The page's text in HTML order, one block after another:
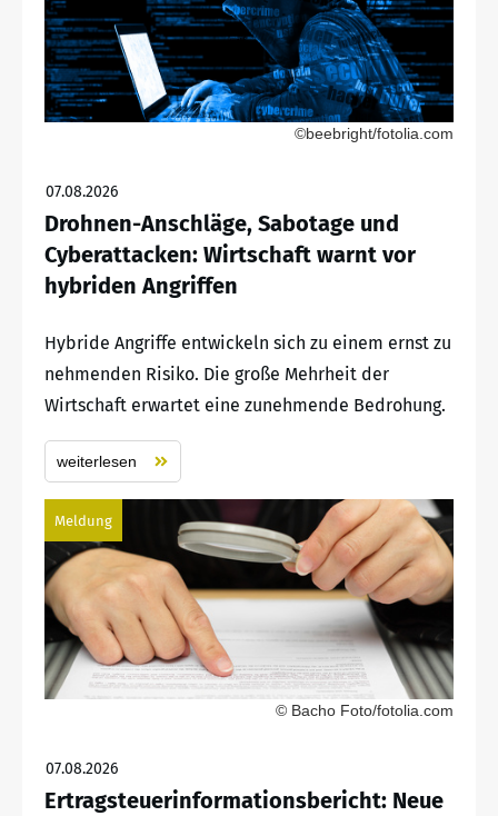
©beebright/fotolia.com
07.08.2026
Drohnen-Anschläge, Sabotage und
Cyberattacken: Wirtschaft warnt vor
hybriden Angriffen
Hybride Angriffe entwickeln sich zu einem ernst zu
nehmenden Risiko. Die große Mehrheit der
Wirtschaft erwartet eine zunehmende Bedrohung.
weiterlesen
Meldung
© Bacho Foto/fotolia.com
07.08.2026
Ertragsteuerinformationsbericht: Neue